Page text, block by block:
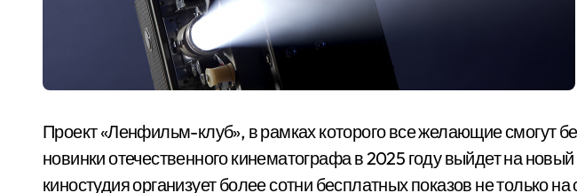
Проект «Ленфильм-клуб», в рамках которого все желающие смогут
новинки отечественного кинематографа в 2025 году выйдет на
киностудия организует более сотни бесплатных показов не только